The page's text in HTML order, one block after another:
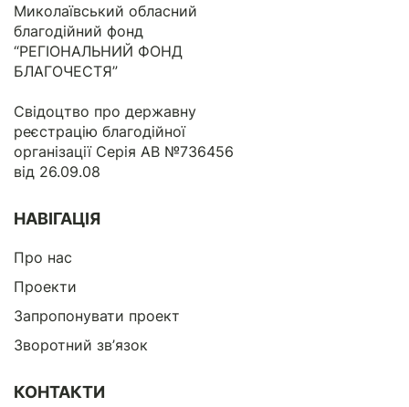
Миколаївський обласний
благодійний фонд
“РЕГІОНАЛЬНИЙ ФОНД
БЛАГОЧЕСТЯ”
Свідоцтво про державну
реєстрацію благодійної
організації Серія АВ №736456
від 26.09.08
НАВІГАЦІЯ
Про нас
Проекти
Запропонувати проект
Зворотний зв’язок
КОНТАКТИ